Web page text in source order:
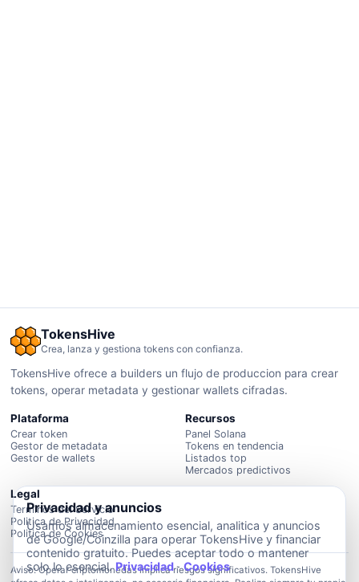
TokensHive
Crea, lanza y gestiona tokens con confianza.
TokensHive ofrece a builders un flujo de produccion para crear
tokens, operar metadata y gestionar wallets cifradas.
Plataforma
Crear token
Gestor de metadata
Gestor de wallets
Recursos
Panel Solana
Tokens en tendencia
Listados top
Mercados predictivos
Legal
Terminos del Servicio
Politica de Privacidad
Politica de Cookies
Aviso: Operar criptomonedas implica riesgos significativos. TokensHive
Privacidad y anuncios
Usamos almacenamiento esencial, analitica y anuncios
de Google/Coinzilla para operar TokensHive y financiar
contenido gratuito. Puedes aceptar todo o mantener
solo lo esencial.Privacidad · Cookies